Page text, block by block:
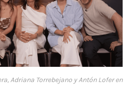
Adriana Torrebejano y Antón Lofer en